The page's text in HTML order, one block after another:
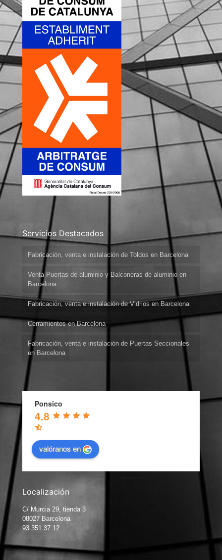
Servicios Destacados
Fabricación, venta e instalación de Toldos en Barcelona
Venta Puertas de aluminio y Balconeras de aluminio en
Barcelona
Fabricación, venta e instalación de Vidrios en Barcelona
Cerramientos en Barcelona
Fabricación, venta e instalación de Puertas Seccionales
en Barcelona
Ponsico
4.8
valóranos en
Localización
C/ Murcia 29, tienda 3
08027 Barcelona
93 351 37 12